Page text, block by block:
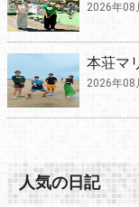
2026年08
本荘マ
2026年08
人気の日記